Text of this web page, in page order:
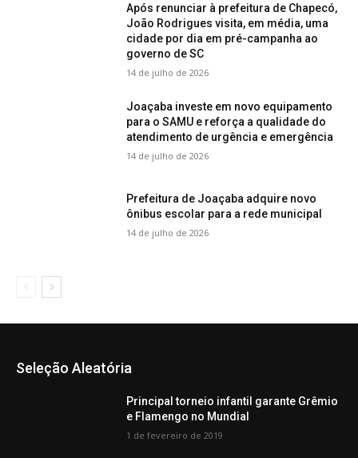
Após renunciar à prefeitura de Chapecó,
João Rodrigues visita, em média, uma
cidade por dia em pré-campanha ao
governo de SC
14 de julho de 2026
Joaçaba investe em novo equipamento
para o SAMU e reforça a qualidade do
atendimento de urgência e emergência
14 de julho de 2026
Prefeitura de Joaçaba adquire novo
ônibus escolar para a rede municipal
14 de julho de 2026
Seleção Aleatória
Principal torneio infantil garante Grêmio
e Flamengo no Mundial
1 de fevereiro de 2019